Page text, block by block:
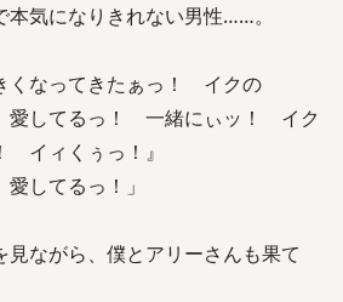
本気になりきれない男性……。
くなってきたぁっ！ イクの
してるっ！ 一緒にぃッ！ イク
イィくぅっ！』
してるっ！」
ながら、僕とアリーさんも果て